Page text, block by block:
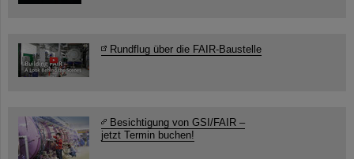
Rundflug über die FAIR-Baustelle
Besichtigung von GSI/FAIR –
jetzt Termin buchen!